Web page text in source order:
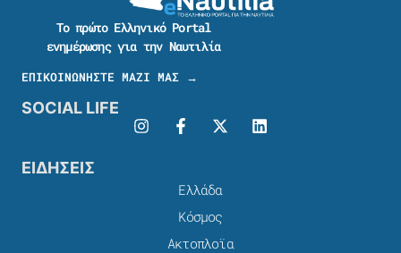
Το πρώτο Ελληνικό Portal
ενημέρωσης για την Ναυτιλία
ΕΠΙΚΟΙΝΩΝΗΣΤΕ ΜΑΖΙ ΜΑΣ →
SOCIAL LIFE
ΕΙΔΗΣΕΙΣ
Ελλάδα
Κόσμος
Ακτοπλοϊα